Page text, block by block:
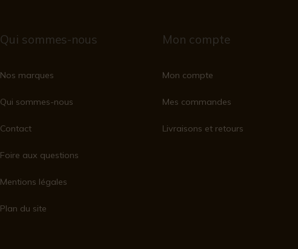
Qui sommes-nous
Nos marques
Qui sommes-nous
Contact
Foire aux questions
Mentions légales
Plan du site
Mon compte
Mon compte
Mes commandes
Livraisons et retours